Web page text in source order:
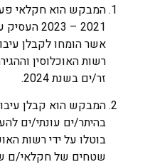
המבקש הוא חקלאי
2021 –
אשר הומחו לקבלן
רשות האוכלוסין
זר/ים בשנת 2024.
בהיתר/ים עונתי/ים
בוטלו על ידי רשות
שטחים של חקלאי/ם